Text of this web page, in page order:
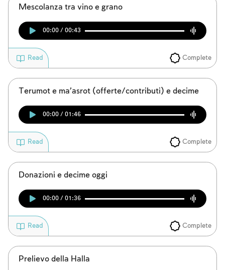
Mescolanza tra vino e grano
00:00 / 00:43
Complete
Read
Terumot e ma’asrot (offerte/contributi) e decime
00:00 / 01:46
Complete
Read
Donazioni e decime oggi
00:00 / 01:36
Complete
Read
Prelievo della Halla